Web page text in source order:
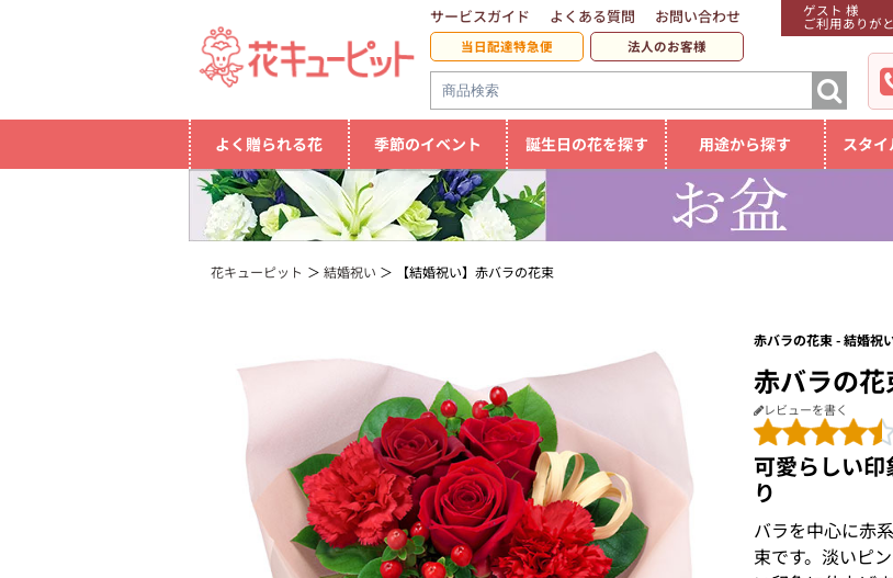
ゲスト 様
ご利用ありが
サービスガイド よくある質問 お問い合わせ
当日配達特急便 法人のお客様
よく贈られる花 季節のイベント 誕生日の花を探す 用途から探す スタ
花キューピット 結婚祝い 【結婚祝い】赤バラの花束
赤バラの花束 - 結婚祝
赤バラの花
レビューを書く
可愛らしい
り
バラを中心に赤
束です。淡いピ